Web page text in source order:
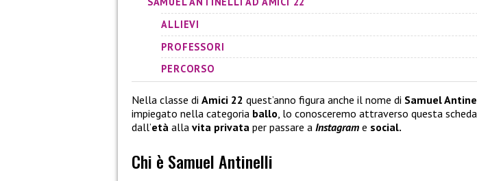
ALLIEVI
PROFESSORI
PERCORSO
Nella classe di Amici 22 quest’anno figura anche il nome di Samuel
impiegato nella categoria ballo , lo conosceremo attraverso questa
dall’età alla vita privata per passare a Instagram e social.
Chi è Samuel Antinelli